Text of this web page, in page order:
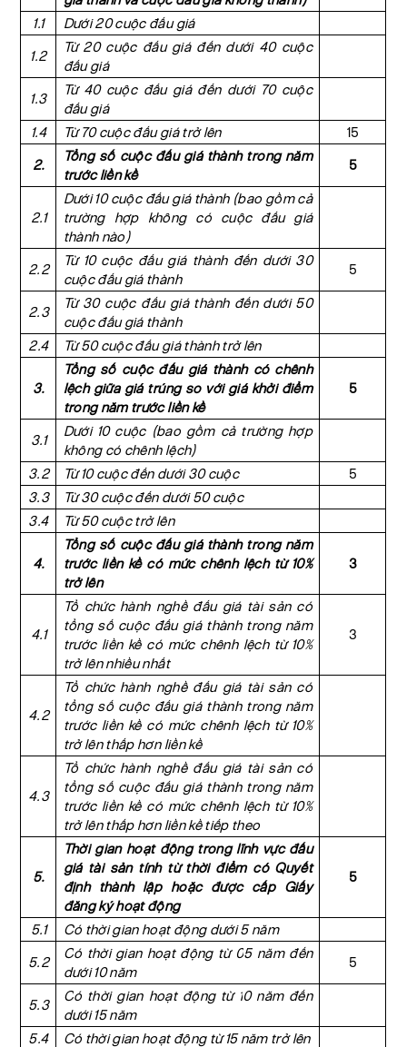
1.1
Dưới 20 cuộc đấu giá
1.2
Từ 20 cuộc đấu giá đến dưới 40 cuộc
đấu giá
1.3
Từ 40 cuộc đấu giá đến dưới 70 cuộc
đấu giá
1.4
Từ 70 cuộc đấu giá trở lên 15
2.
Tổng số cuộc đấu giá thành trong năm
trước liền kề
5
2.1
Dưới 10 cuộc đấu giá thành (bao gồm cả
trường hợp không có cuộc đấu giá
thành nào)
2.2
Từ 10 cuộc đấu giá thành đến dưới 30
cuộc đấu giá thành
5
2.3
Từ 30 cuộc đấu giá thành đến dưới 50
cuộc đấu giá thành
2.4
Từ 50 cuộc đấu giá thành trở lên
3.
Tổng số cuộc đấu giá thành có chênh
lệch giữa giá trúng so với giá khởi điểm
trong năm trước liền kề
5
3.1
Dưới 10 cuộc (bao gồm cả trường hợp
không có chênh lệch)
3.2
Từ 10 cuộc đến dưới 30 cuộc
5
3.3
Từ 30 cuộc đến dưới 50 cuộc
3.4
Từ 50 cuộc trở lên
4.
Tổng số cuộc đấu giá thành trong năm
trước liền kề có mức chênh lệch từ 10%
trở lên
3
4.1
Tổ chức hành nghề đấu giá tài sản có
tổng số cuộc đấu giá thành trong năm
trước liền kề có mức chênh lệch từ 10%
trở lên nhiều nhất
3
4.2
Tổ chức hành nghề đấu giá tài sản có
tổng số cuộc đấu giá thành trong năm
trước liền kề có mức chênh lệch từ 10%
trở lên thấp hơn liền kề
4.3
Tổ chức hành nghề đấu giá tài sản có
tổng số cuộc đấu giá thành trong năm
trước liền kề có mức chênh lệch từ 10%
trở lên thấp hơn liền kề tiếp theo
5.
Thời gian hoạt động trong lĩnh vực đấu
giá tài sản tính từ thời điểm có Quyết
định thành lập hoặc được cấp Giấy
đăng ký hoạt động
5
5.1 Có thời gian hoạt động dưới 5 năm
5.2
Có thời gian hoạt động từ 05năm đến
dưới 10 năm
5
5.3
Có thời gian hoạt động từ 10 năm đến
dưới 15 năm
5.4
Có thời gian hoạt động từ 15 năm trở lên